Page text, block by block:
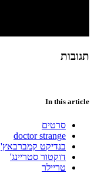
תגובות
In this article
סרטים
doctor strange
בנדיקט קמברבאץ'
דוקטור סטריינג'
טריילר